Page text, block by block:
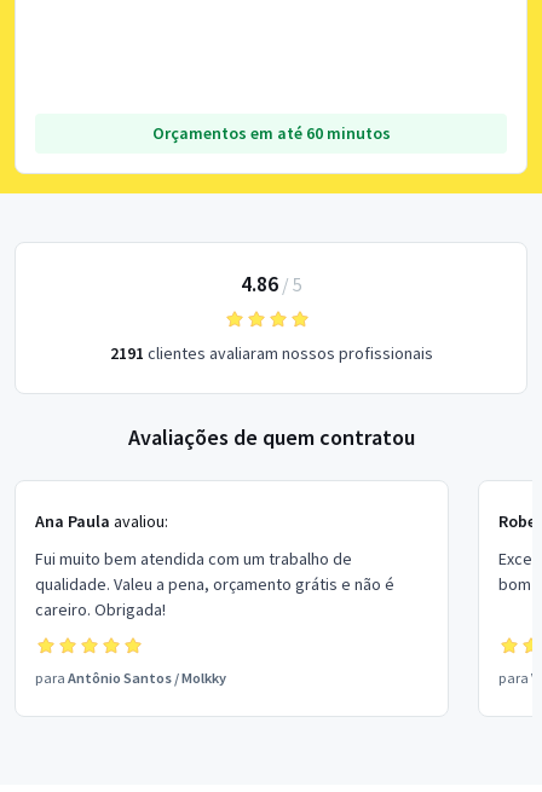
Orçamentos em até 60 minutos
4.86/ 5
2191 clientes avaliaram nossos profissionais
Avaliações de quem contratou
Ana Paula avaliou:
Fui muito bem atendida com um trabalho de
qualidade. Valeu a pena, orçamento grátis e não é
careiro. Obrigada!
para Antônio Santos /Molkky
bom
para